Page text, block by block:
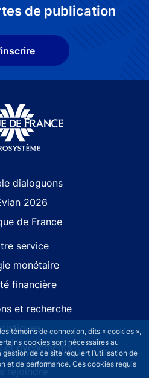
témoins de connexion, dits « cookies »,
cookies sont nécessaires au
de ce site requiert l’utilisation de
et de performance. Ces cookies requis
de publication
dialoguons
2026
de France
service
monétaire
financière
et recherche
et événements
rejoindre